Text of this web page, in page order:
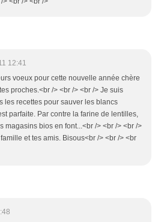
12:41
voeux pour cette nouvelle année chère
proches.<br /> <br /> <br /> Je suis
les recettes pour sauver les blancs
parfaite. Par contre la farine de lentilles,
magasins bios en font...<br /> <br /> <br />
et tes amis. Bisous<br /> <br /> <br